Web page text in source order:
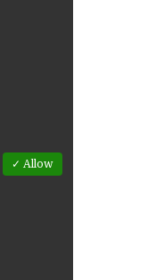
✓ Allow